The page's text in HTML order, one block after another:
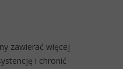
zawierać więcej
i chronić